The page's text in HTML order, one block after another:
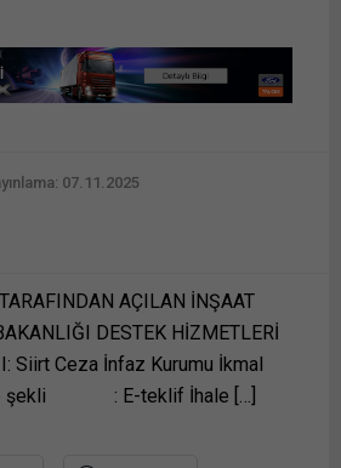
07.11.2025
AÇILAN İNŞAAT
DESTEK HİZMETLERİ
Siirt Ceza İnfaz Kurumu İkmal
şekli : E-teklif İhale […]